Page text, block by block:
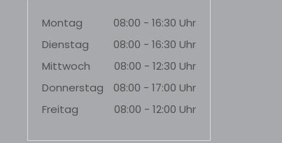
Montag
08:00 - 16:30 Uhr
Dienstag
08:00 - 16:30 Uhr
Mittwoch
08:00 - 12:30 Uhr
Donnerstag
08:00 - 17:00 Uhr
Freitag
08:00 - 12:00 Uhr